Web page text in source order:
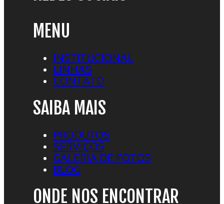
MENU
INSTITUCIONAL
LINHAS
CONTATO
SAIBA MAIS
PRODUTOS
SERVIÇOS
GALERIA DE FOTOS
BLOG
ONDE NOS ENCONTRAR